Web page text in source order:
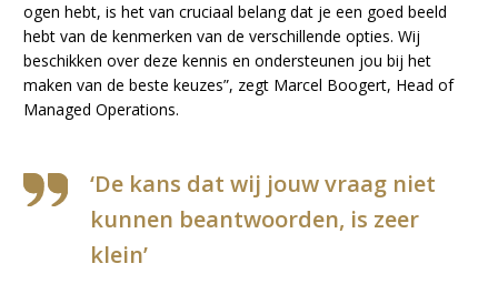
ogen hebt, is het van cruciaal belang dat je een goed beeld
hebt van de kenmerken van de verschillende opties. Wij
beschikken over deze kennis en ondersteunen jou bij het
maken van de beste keuzes”, zegt Marcel Boogert, Head of
Managed Operations.
‘De kans dat wij jouw vraag niet
kunnen beantwoorden, is zeer
klein’